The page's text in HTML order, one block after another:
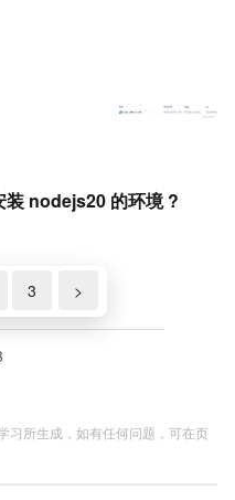
nodejs20 的环境 ?
3 >
习所生成，如有任何问题，可在页